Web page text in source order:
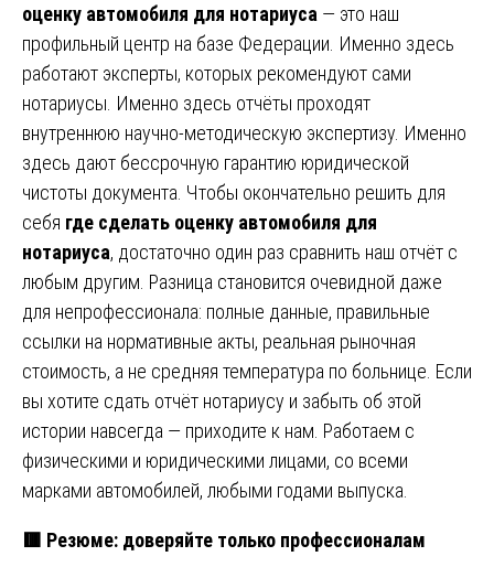
оценку автомобиля для нотариуса — это наш
профильный центр на базе Федерации. Именно здесь
работают эксперты, которых рекомендуют сами
нотариусы. Именно здесь отчёты проходят
внутреннюю научно-методическую экспертизу. Именно
здесь дают бессрочную гарантию юридической
чистоты документа. Чтобы окончательно решить для
себя где сделать оценку автомобиля для
нотариуса, достаточно один раз сравнить наш отчёт с
любым другим. Разница становится очевидной даже
для непрофессионала: полные данные, правильные
ссылки на нормативные акты, реальная рыночная
стоимость, а не средняя температура по больнице. Если
вы хотите сдать отчёт нотариусу и забыть об этой
истории навсегда — приходите к нам. Работаем с
физическими и юридическими лицами, со всеми
марками автомобилей, любыми годами выпуска.
🟥 Резюме: доверяйте только профессионалам